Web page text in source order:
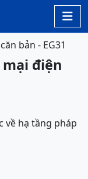

bản - EG31
mại điện
về hạ tầng pháp